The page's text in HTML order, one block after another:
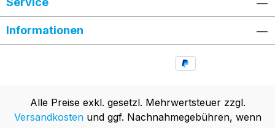
Informationen
Alle Preise exkl. gesetzl. Mehrwertsteuer zzgl.
Versandkostenund ggf. Nachnahmegebühren, wenn